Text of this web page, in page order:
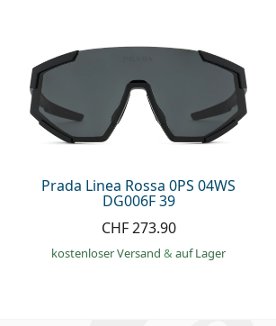
Prada Linea Rossa 0PS 04WS
DG006F 39
CHF 273.90
kostenloser Versand& auf Lager